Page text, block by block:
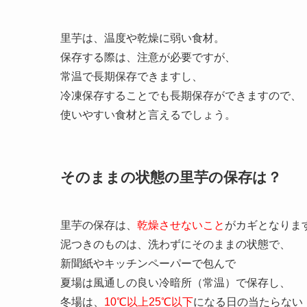
里芋は、温度や乾燥に弱い食材。
保存する際は、注意が必要ですが、
常温で長期保存できますし、
冷凍保存することでも長期保存ができますので、
使いやすい食材と言えるでしょう。
そのままの状態の里芋の保存は？
里芋の保存は、 乾燥させないこと がカギとなりま
泥つきのものは、洗わずにそのままの状態で、
新聞紙やキッチンペーパーで包んで
夏場は風通しの良い冷暗所（常温）で保存し、
冬場は、 10℃以上25℃以下になる日の当たらない